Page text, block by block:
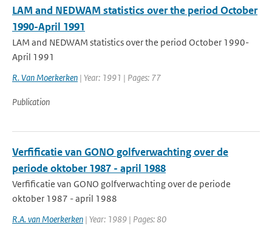
LAM and NEDWAM statistics over the period October
1990-April 1991
LAM and NEDWAM statistics over the period October 1990-
April 1991
R. Van Moerkerken | Year: 1991 | Pages: 77
Publication
Verfificatie van GONO golfverwachting over de
periode oktober 1987 - april 1988
Verfificatie van GONO golfverwachting over de periode
oktober 1987 - april 1988
R.A. van Moerkerken | Year: 1989 | Pages: 80